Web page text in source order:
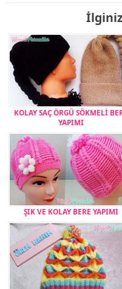
KOLAY SAÇ ÖRGÜ SÖKMELİ
YAPIMI
ŞIK VE KOLAY BERE YAPIMI